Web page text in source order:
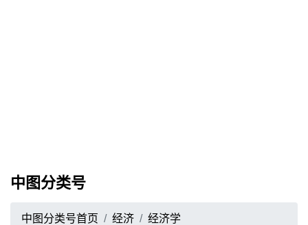
中图分类号
中图分类号首页 经济
经济学